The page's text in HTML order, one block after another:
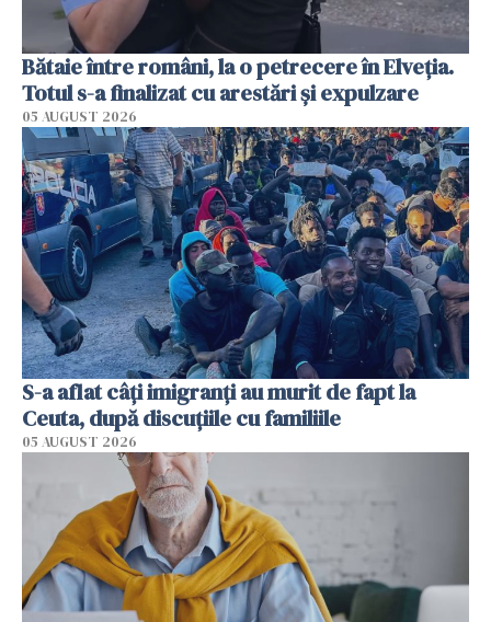
Bătaie între români, la o petrecere în Elveția.
Totul s-a finalizat cu arestări și expulzare
05 AUGUST 2026
S-a aflat câți imigranți au murit de fapt la
Ceuta, după discuțiile cu familiile
05 AUGUST 2026